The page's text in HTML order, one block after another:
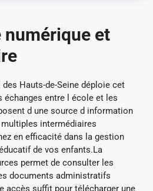
et
Hauts-de-Seine déploie cet
entre l école et les
d une source d information
intermédiaires
en efficacité dans la gestion
de vos enfants.La
permet de consulter les
documents administratifs
accès suffit pour télécharger une